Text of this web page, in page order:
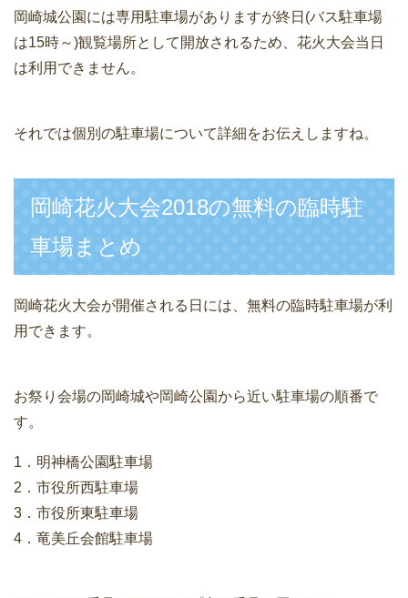
岡崎城公園には専用駐車場がありますが終日(バス駐車場
は15時～)観覧場所として開放されるため、花火大会当日
は利用できません。
それでは個別の駐車場について詳細をお伝えしますね。
岡崎花火大会2018の無料の臨時駐
車場まとめ
岡崎花火大会が開催される日には、無料の臨時駐車場が利
用できます。
お祭り会場の岡崎城や岡崎公園から近い駐車場の順番で
す。
1．明神橋公園駐車場
2．市役所西駐車場
3．市役所東駐車場
4．竜美丘会館駐車場